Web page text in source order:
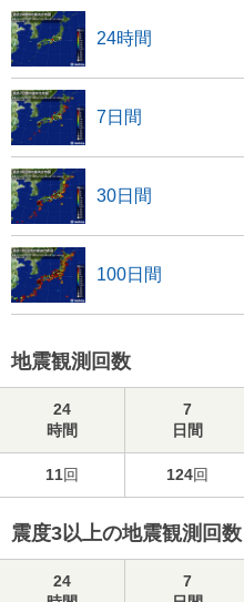
24時間
7日間
30日間
100日間
地震観測回数
24
時間
7
日間
11回 124回
震度3以上の地震観測回数
24
7